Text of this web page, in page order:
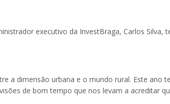
executivo da InvestBraga, Carlos Silva,
a dimensão urbana e o mundo rural. Este ano
de bom tempo que nos levam a acreditar